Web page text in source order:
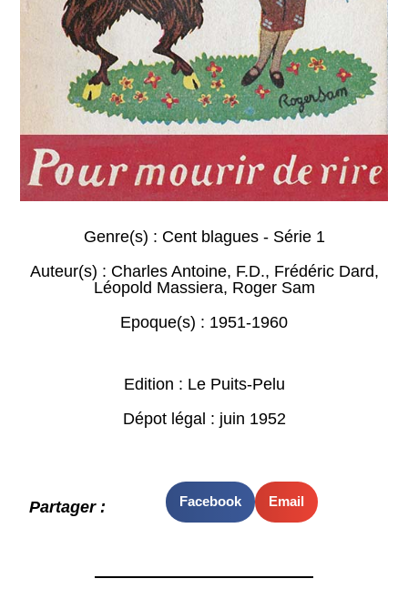
Genre(s) : Cent blagues - Série 1
Auteur(s) : Charles Antoine, F.D., Frédéric Dard,
Léopold Massiera, Roger Sam
Epoque(s) : 1951-1960
Edition : Le Puits-Pelu
Dépot légal : juin 1952
Partager : Facebook Email